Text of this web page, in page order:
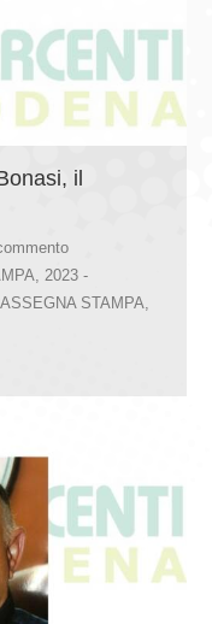
il
2023 -
STAMPA